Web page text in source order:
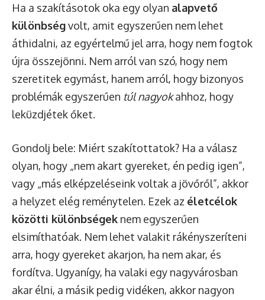
Ha a szakításotok oka egy olyan alapvető
különbségvolt, amit egyszerűen nem lehet
áthidalni, az egyértelmű jel arra, hogy nem fogtok
újra összejönni. Nem arról van szó, hogy nem
szeretitek egymást, hanem arról, hogy bizonyos
problémák egyszerűen túl nagyokahhoz, hogy
leküzdjétek őket.
Gondolj bele: Miért szakítottatok? Ha a válasz
olyan, hogy „nem akart gyereket, én pedig igen”,
vagy „más elképzeléseink voltak a jövőről”, akkor
a helyzet elég reménytelen. Ezek az életcélok
közötti különbségek nem egyszerűen
elsimíthatóak. Nem lehet valakit rákényszeríteni
arra, hogy gyereket akarjon, ha nem akar, és
fordítva. Ugyanígy, ha valaki egy nagyvárosban
akar élni, a másik pedig vidéken, akkor nagyon